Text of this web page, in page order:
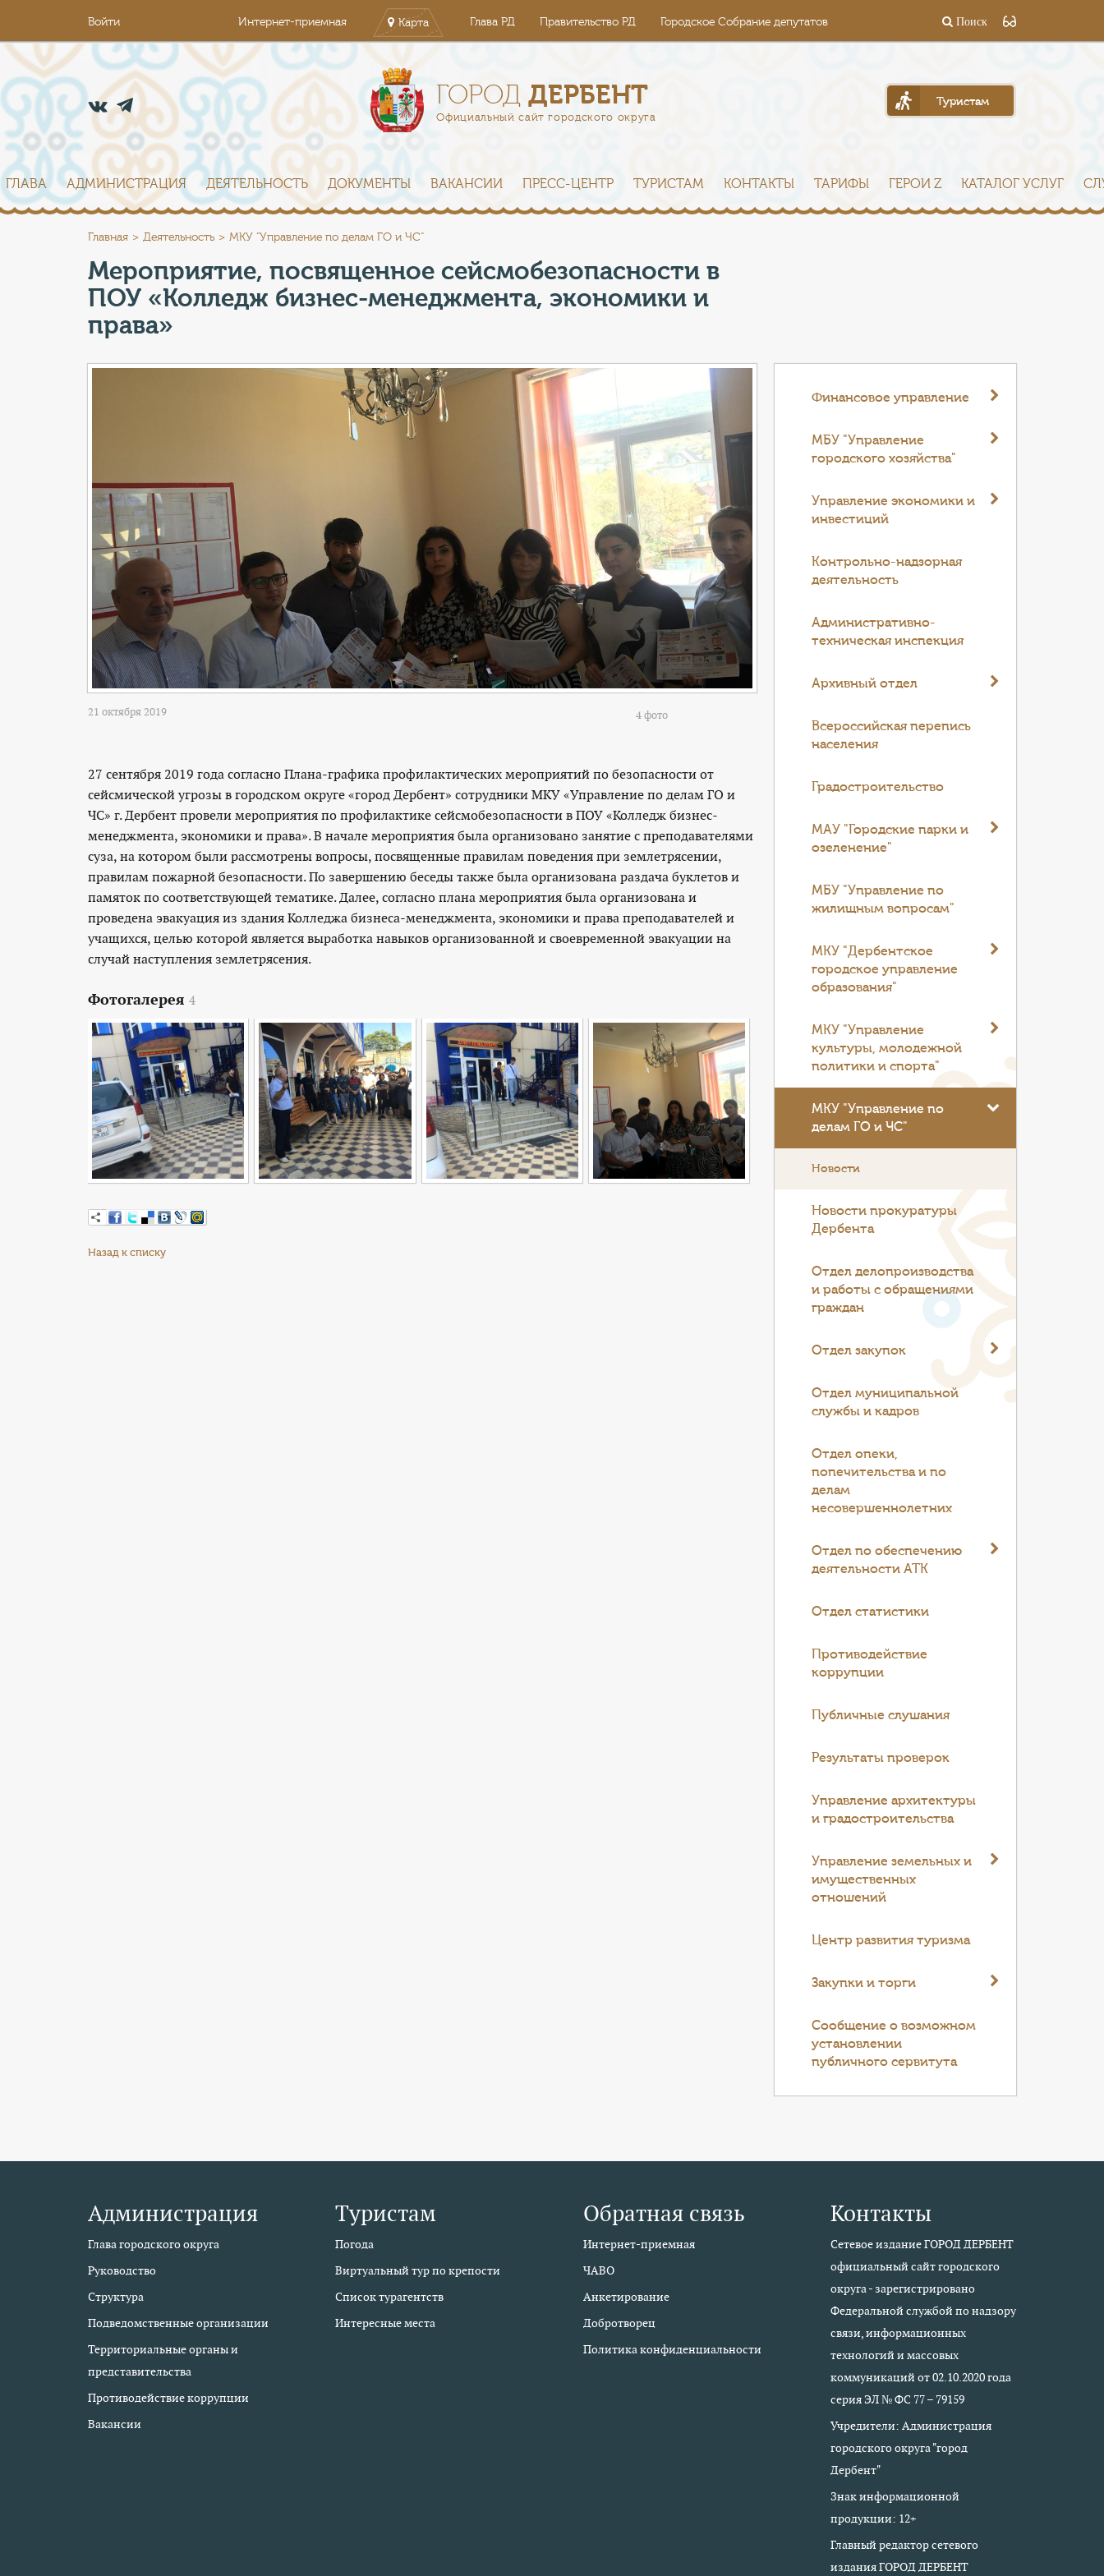
Войти Интернет-приемная Карта Глава РД Правительство РД Городское Собрание депутатов Поиск
ГОРОДДЕРБЕНТ
Официальный сайт городского округа
Туристам
ГЛАВА АДМИНИСТРАЦИЯ ДЕЯТЕЛЬНОСТЬ ДОКУМЕНТЫ ВАКАНСИИ ПРЕСС-ЦЕНТР ТУРИСТАМ КОНТАКТЫ ТАРИФЫ ГЕРОИ Z КАТАЛОГ УСЛУГ
Главная Деятельность МКУ "Управление по делам ГО и ЧС"
Мероприятие, посвященное сейсмобезопасности в
ПОУ «Колледж бизнес-менеджмента, экономики и
права»
21 октября 2019 4 фото
27 сентября 2019 года согласно Плана-графика профилактических мероприятий по безопасности от
сейсмической угрозы в городском округе «город Дербент» сотрудники МКУ «Управление по делам ГО и
ЧС» г. Дербент провели мероприятия по профилактике сейсмобезопасности в ПОУ «Колледж бизнес-
менеджмента, экономики и права». В начале мероприятия была организовано занятие с преподавателями
суза, на котором были рассмотрены вопросы, посвященные правилам поведения при землетрясении,
правилам пожарной безопасности. По завершению беседы также была организована раздача буклетов и
памяток по соответствующей тематике. Далее, согласно плана мероприятия была организована и
проведена эвакуация из здания Колледжа бизнеса-менеджмента, экономики и права преподавателей и
учащихся, целью которой является выработка навыков организованной и своевременной эвакуации на
случай наступления землетрясения.
Фотогалерея 4
Назад к списку
Финансовое управление
МБУ "Управление
городского хозяйства"
Управление экономики и
инвестиций
Контрольно-надзорная
деятельность
Административно-
техническая инспекция
Архивный отдел
Всероссийская перепись
населения
Градостроительство
МАУ "Городские парки и
озеленение"
МБУ "Управление по
жилищным вопросам"
МКУ "Дербентское
городское управление
образования"
МКУ "Управление
культуры, молодежной
политики и спорта"
МКУ "Управление по
делам ГО и ЧС"
Новости
Новости прокуратуры
Дербента
Отдел делопроизводства
и работы с обращениями
граждан
Отдел закупок
Отдел муниципальной
службы и кадров
Отдел опеки,
попечительства и по
делам
несовершеннолетних
Отдел по обеспечению
деятельности АТК
Отдел статистики
Противодействие
коррупции
Публичные слушания
Результаты проверок
Управление архитектуры
и градостроительства
Управление земельных и
имущественных
отношений
Центр развития туризма
Закупки и торги
Cообщение о возможном
установлении
публичного сервитута
Администрация
Глава городского округа
Руководство
Структура
Подведомственные организации
Территориальные органы и
представительства
Противодействие коррупции
Вакансии
Туристам
Погода
Виртуальный тур по крепости
Список турагентств
Интересные места
Обратная связь
Интернет-приемная
ЧАВО
Анкетирование
Добротворец
Политика конфиденциальности
Контакты
Сетевое издание ГОРОД ДЕРБЕНТ
официальный сайт городского
округа - зарегистрировано
Федеральной службой по надзору
связи, информационных
технологий и массовых
коммуникаций от 02.10.2020 года
серия ЭЛ № ФС 77 – 79159
Учредители: Администрация
городского округа "город
Дербент"
Знак информационной
продукции: 12+
Главный редактор сетевого
издания ГОРОД ДЕРБЕНТ